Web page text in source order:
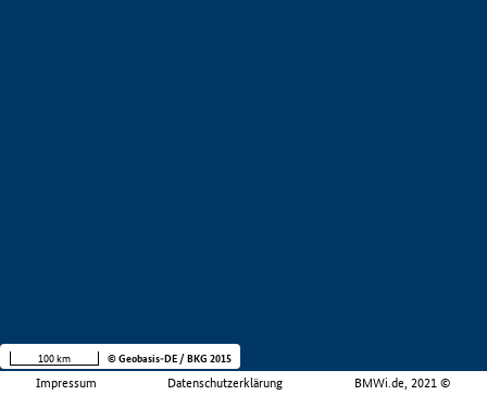
Impressum Datenschutzerklärung BMWi.de, 2021 ©
100 km © Geobasis-DE / BKG 2015